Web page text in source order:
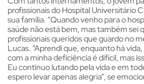
profissionais do Hospital Universitário
sua família. “Quando venho para o
saúde não está bem, mas também sei
profissionais queridos que guardo no
Lucas. “Aprendi que, enquanto há
com a minha deficiência é difícil, mas
Eu continuo lutando pela vida e em
espero levar apenas alegria”, se